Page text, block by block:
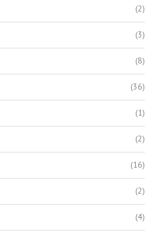
(2)
(3)
(8)
(36)
(1)
(2)
(16)
(2)
(4)